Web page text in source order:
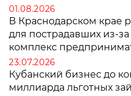
01.08.2026
В Краснодарском крае
для пострадавших из-за
комплекс
23.07.2026
Кубанский бизнес до
миллиарда льготных